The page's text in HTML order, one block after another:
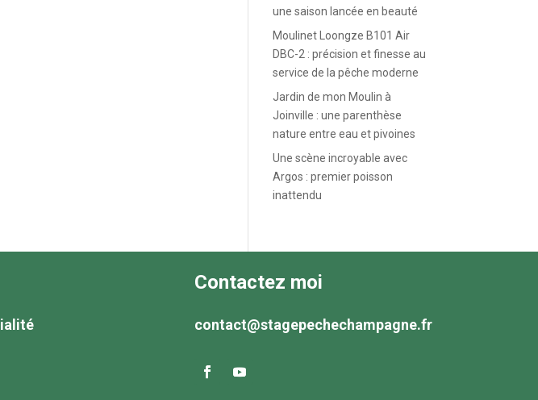
une saison lancée en beauté
Moulinet Loongze B101 Air
DBC-2 : précision et finesse au
service de la pêche moderne
Jardin de mon Moulin à
Joinville : une parenthèse
nature entre eau et pivoines
Une scène incroyable avec
Argos : premier poisson
inattendu
Contactez moi
contact@stagepechechampagne.fr